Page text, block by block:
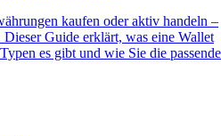
kaufen oder aktiv handeln –
Guide erklärt, was eine Wallet
es gibt und wie Sie die passende